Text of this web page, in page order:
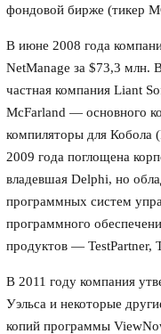
фондовой бирже (тикер
В июне 2008 года
NetManage за $73,3 млн.
частная компания Liant
McFarland — основного
компиляторы для
2009 года поглощена
владевшая Delphi, но
программных систем
программного
продуктов — TestPartner,
В 2011 году компания
Уэльса и некоторые
копий программы